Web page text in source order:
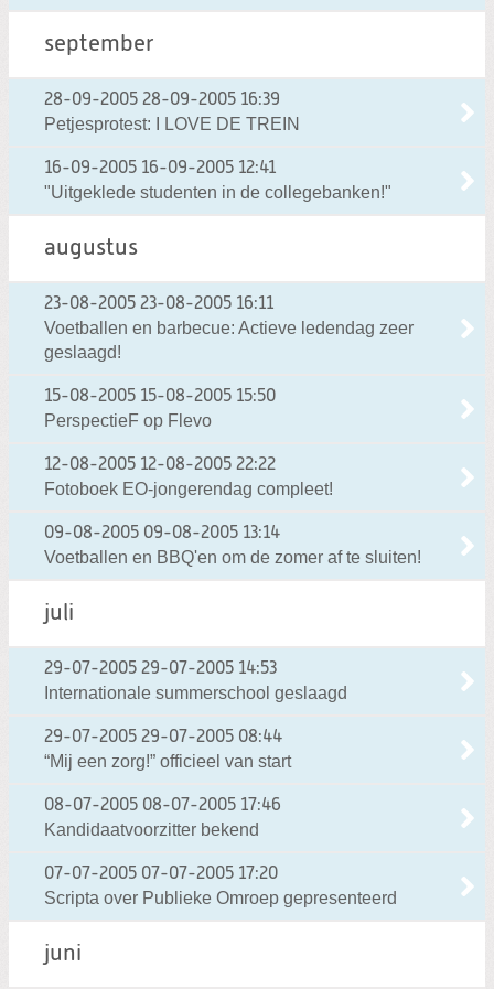
september
28-09-2005 28-09-2005 16:39
Petjesprotest: I LOVE DE TREIN
16-09-2005 16-09-2005 12:41
"Uitgeklede studenten in de collegebanken!"
augustus
23-08-2005 23-08-2005 16:11
Voetballen en barbecue: Actieve ledendag zeer
geslaagd!
15-08-2005 15-08-2005 15:50
PerspectieF op Flevo
12-08-2005 12-08-2005 22:22
Fotoboek EO-jongerendag compleet!
09-08-2005 09-08-2005 13:14
Voetballen en BBQ'en om de zomer af te sluiten!
juli
29-07-2005 29-07-2005 14:53
Internationale summerschool geslaagd
29-07-2005 29-07-2005 08:44
“Mij een zorg!” officieel van start
08-07-2005 08-07-2005 17:46
Kandidaatvoorzitter bekend
07-07-2005 07-07-2005 17:20
Scripta over Publieke Omroep gepresenteerd
juni